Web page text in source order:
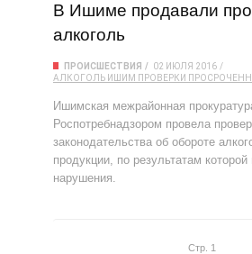
В Ишиме продавали
алкоголь
ПРОИСШЕСТВИЯ
02 ИЮЛЯ 2016
АЛКОГОЛЬ ИШИМ ПРОВЕРКИ
Ишимская межрайонная
Роспотребнадзором провела
законодательства об обороте
продукции, по результатам
нарушения.
Стр. 1